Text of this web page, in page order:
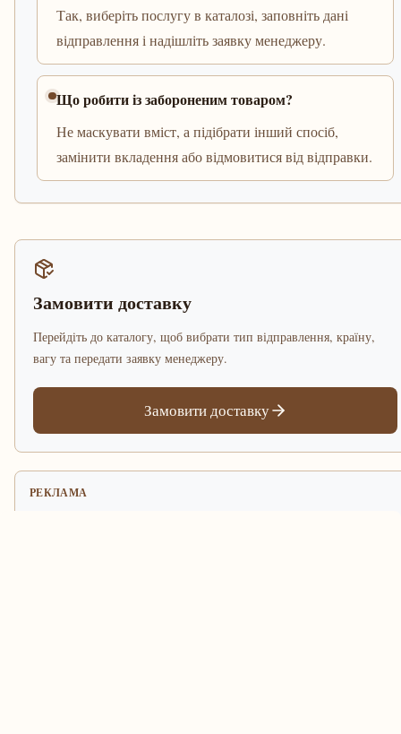
Так, виберіть послугу в каталозі, заповніть дані
відправлення і надішліть заявку менеджеру.
Що робити із забороненим товаром?
Не маскувати вміст, а підібрати інший спосіб,
замінити вкладення або відмовитися від відправки.
Замовити доставку
Перейдіть до каталогу, щоб вибрати тип відправлення, країну,
вагу та передати заявку менеджеру.
Замовити доставку
РЕКЛАМА